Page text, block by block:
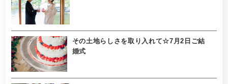
その土地らしさを取り入れて☆7月2日ご結
婚式